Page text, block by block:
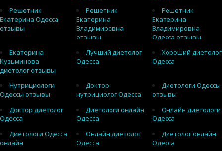
Решетник
Екатерина Одесса
отзывы
Решетник
Екатерина
Владимировна
отзывы
Решетник
Екатерина
Владимировна
Одесса отзывы
Екатерина
Кузьминова
диетолог отзывы
Лучший диетолог
Одесса
Хороший диетолог
Одесса
Нутрициологи
Одессы отзывы
Доктор
нутрициолог Одесса
Диетологи Одессы
отзывы
Доктор диетолог
Одесса
Диетологи онлайн
Одесса
Онлайн диетологи
Одесса
Диетологи Одесса
онлайн
Онлайн диетолог
Одесса
Диетолог онлайн
Одесса